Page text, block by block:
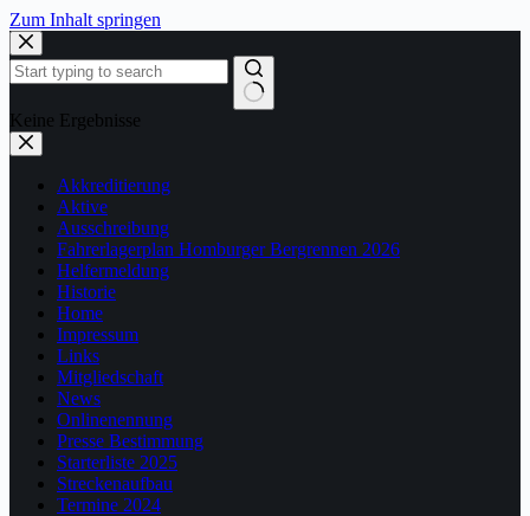
Zum Inhalt springen
Keine Ergebnisse
Akkreditierung
Aktive
Ausschreibung
Fahrerlagerplan Homburger Bergrennen 2026
Helfermeldung
Historie
Home
Impressum
Links
Mitgliedschaft
News
Onlinenennung
Presse Bestimmung
Starterliste 2025
Streckenaufbau
Termine 2024